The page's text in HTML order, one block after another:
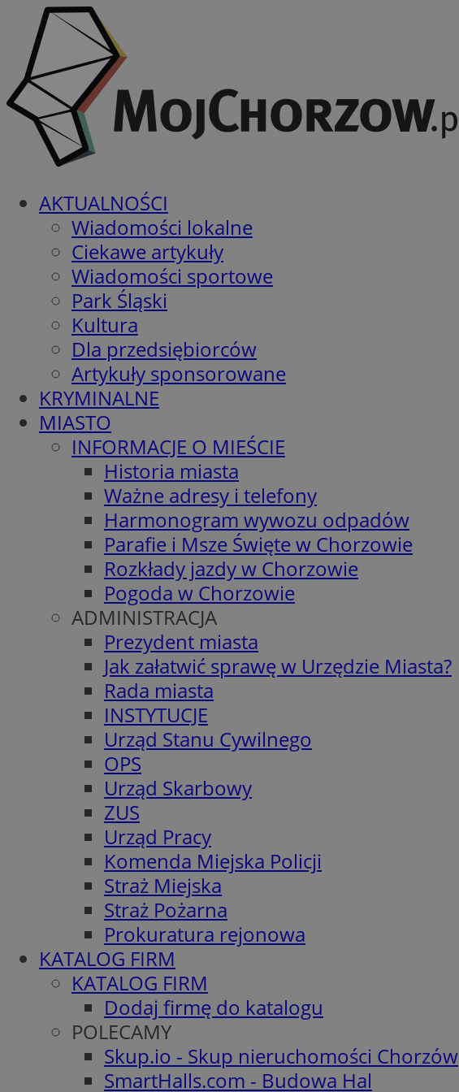
AKTUALNOŚCI
Wiadomości lokalne
Ciekawe artykuły
Wiadomości sportowe
Park Śląski
Kultura
Dla przedsiębiorców
Artykuły sponsorowane
KRYMINALNE
MIASTO
INFORMACJE O MIEŚCIE
Historia miasta
Ważne adresy i telefony
Harmonogram wywozu odpadów
Parafie i Msze Święte w Chorzowie
Rozkłady jazdy w Chorzowie
Pogoda w Chorzowie
ADMINISTRACJA
Prezydent miasta
Jak załatwić sprawę w Urzędzie Miasta?
Rada miasta
INSTYTUCJE
Urząd Stanu Cywilnego
OPS
Urząd Skarbowy
ZUS
Urząd Pracy
Komenda Miejska Policji
Straż Miejska
Straż Pożarna
Prokuratura rejonowa
KATALOG FIRM
KATALOG FIRM
Dodaj firmę do katalogu
POLECAMY
Skup.io - Skup nieruchomości Chorzów
SmartHalls.com - Budowa Hal